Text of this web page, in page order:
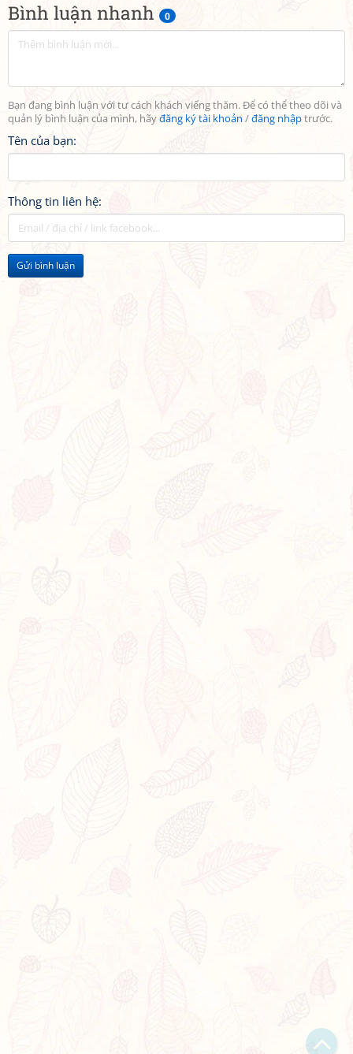
Bình luận nhanh 0
Bạn đang bình luận với tư cách khách viếng thăm. Để có thể theo dõi và
quản lý bình luận của mình, hãyđăng ký tài khoản /đăng nhậptrước.
Tên của bạn:
Thông tin liên hệ:
Gửi bình luận